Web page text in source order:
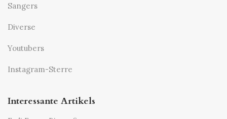
Sangers
Diverse
Youtubers
Instagram-Sterre
Interessante Artikels